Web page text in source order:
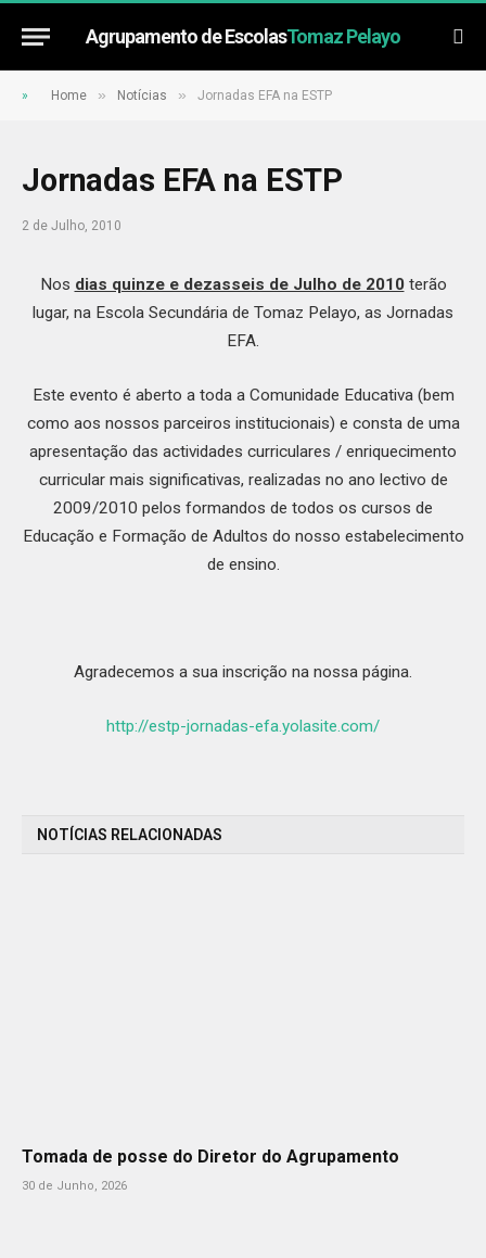
Agrupamento de EscolasTomaz Pelayo
» Home » Notícias » Jornadas EFA na ESTP
Jornadas EFA na ESTP
2 de Julho, 2010
Nos dias quinze e dezasseis de Julho de 2010terão
lugar, na Escola Secundária de Tomaz Pelayo, as Jornadas
EFA.
Este evento é aberto a toda a Comunidade Educativa (bem
como aos nossos parceiros institucionais) e consta de uma
apresentação das actividades curriculares / enriquecimento
curricular mais significativas, realizadas no ano lectivo de
2009/2010 pelos formandos de todos os cursos de
Educação e Formação de Adultos do nosso estabelecimento
de ensino.
Agradecemos a sua inscrição na nossa página.
http://estp-jornadas-efa.yolasite.com/
NOTÍCIAS RELACIONADAS
Tomada de posse do Diretor do Agrupamento
30 de Junho, 2026